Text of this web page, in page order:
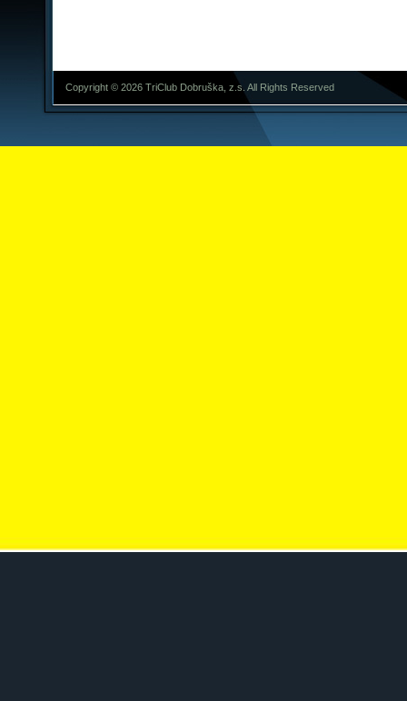
Copyright © 2026 TriClub Dobruška, z.s. All Rights Reserved